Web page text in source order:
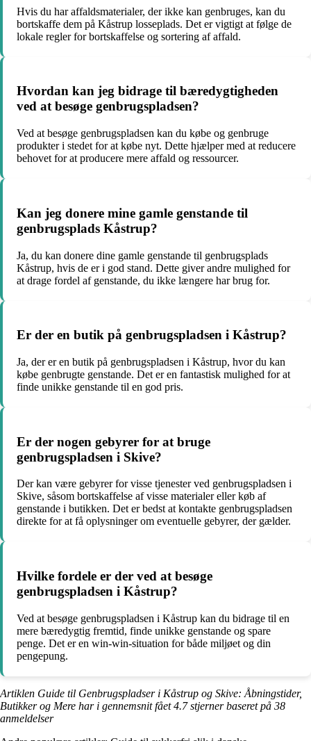
Hvis du har affaldsmaterialer, der ikke kan genbruges, kan du
bortskaffe dem på Kåstrup losseplads. Det er vigtigt at følge de
lokale regler for bortskaffelse og sortering af affald.
Hvordan kan jeg bidrage til bæredygtigheden
ved at besøge genbrugspladsen?
Ved at besøge genbrugspladsen kan du købe og genbruge
produkter i stedet for at købe nyt. Dette hjælper med at reducere
behovet for at producere mere affald og ressourcer.
Kan jeg donere mine gamle genstande til
genbrugsplads Kåstrup?
Ja, du kan donere dine gamle genstande til genbrugsplads
Kåstrup, hvis de er i god stand. Dette giver andre mulighed for
at drage fordel af genstande, du ikke længere har brug for.
Er der en butik på genbrugspladsen i Kåstrup?
Ja, der er en butik på genbrugspladsen i Kåstrup, hvor du kan
købe genbrugte genstande. Det er en fantastisk mulighed for at
finde unikke genstande til en god pris.
Er der nogen gebyrer for at bruge
genbrugspladsen i Skive?
Der kan være gebyrer for visse tjenester ved genbrugspladsen i
Skive, såsom bortskaffelse af visse materialer eller køb af
genstande i butikken. Det er bedst at kontakte genbrugspladsen
direkte for at få oplysninger om eventuelle gebyrer, der gælder.
Hvilke fordele er der ved at besøge
genbrugspladsen i Kåstrup?
Ved at besøge genbrugspladsen i Kåstrup kan du bidrage til en
mere bæredygtig fremtid, finde unikke genstande og spare
penge. Det er en win-win-situation for både miljøet og din
pengepung.
Artiklen Guide til Genbrugspladser i Kåstrup og Skive: Åbningstider,
Butikker og Mere har i gennemsnit fået4.7stjerner baseret på 38
anmeldelser